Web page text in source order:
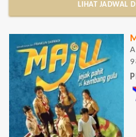
LIHAT JADWAL